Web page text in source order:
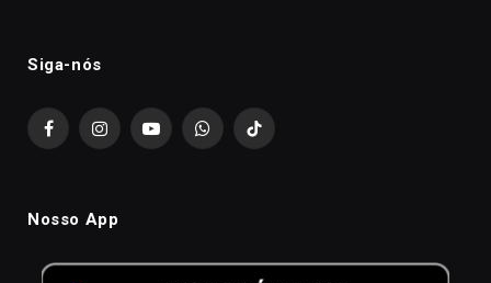
Siga-nós
FacebookInstagramYouTubeWhatsAppTikTok
Nosso App